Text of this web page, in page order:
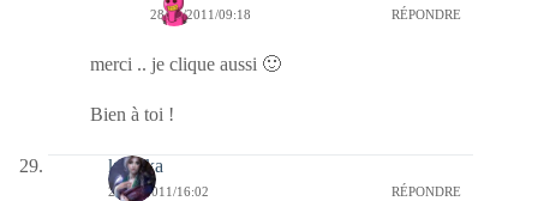
28/01/2011/09:18 RÉPONDRE
merci .. je clique aussi 🙂
Bien à toi !
kalinka
27/01/2011/16:02 RÉPONDRE